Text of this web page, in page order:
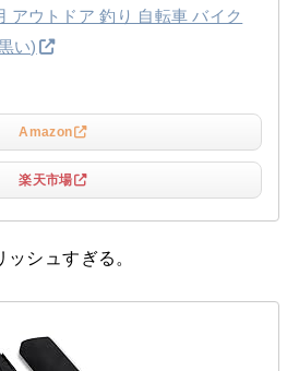
アウトドア 釣り 自転車 バイク
い)
Amazon
楽天市場
シュすぎる。